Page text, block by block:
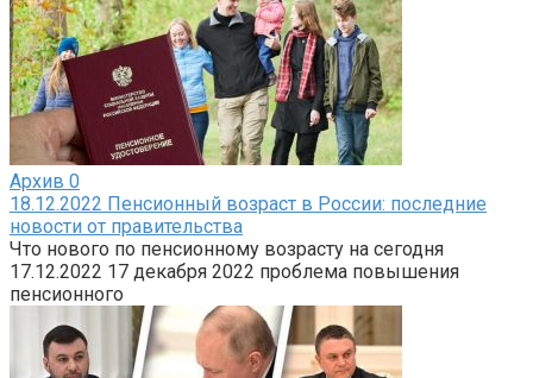
Архив 0
18.12.2022 Пенсионный возраст в России: последние
новости от правительства
Что нового по пенсионному возрасту на сегодня
17.12.2022 17 декабря 2022 проблема повышения
пенсионного